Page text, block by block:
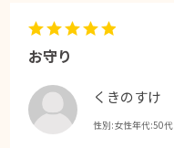
お守り
くきのすけ
性別:女性年代:50代